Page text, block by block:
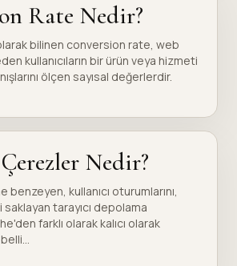
Rate Nedir?
bilinen conversion rate, web
kullanıcıların bir ürün veya hizmeti
ölçen sayısal değerlerdir.
Nedir?
kullanıcı oturumlarını,
tarayıcı depolama
farklı olarak kalıcı olarak